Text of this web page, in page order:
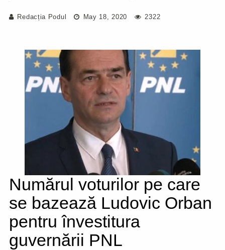
Redacția Podul May 18, 2020 2322
Numărul voturilor pe care
se bazează Ludovic Orban
pentru învestitura
guvernării PNL